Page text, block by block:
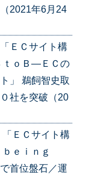
2021年6月24
ＥＣサイト構
ｔｏＢ―ＥＣの
」 鵜飼智史取
社を突破（20
「ＥＣサイト構
ｅｉｎｇ
首位盤石／運